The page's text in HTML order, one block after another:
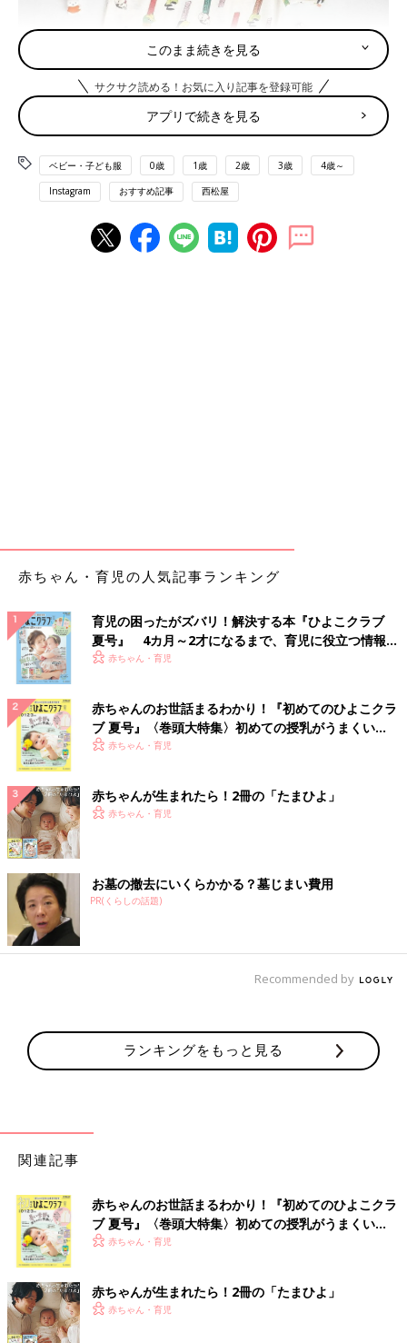
出典：Instagramアカウント「yu.m.b.k」
yu.m.b.kさんは、西松屋で人気のお菓子「PEZ」のTシャツが発
売されていると知って、お店に買いに行ったそう。PEZ好きには
たまらない「PEZケース」の総柄が人気のようです。カラフルで
出典：Instagramアカウント「anachan.33」
あなちゃんさんも、西松屋でPEZコラボのTシャツが発売されて
いると聞いてお店に探しに行ったそうです。なんとも言えないレ
トロ感が気に入って、2種類のデザインを複数サイズ買ってしま
ったほどだそう！
税込636円！可愛すぎ＆プチプラもポイント
出典：Instagramアカウント「kee043002」
このまま続きを見る
サクサク読める！お気に入り記事を登録可能
アプリで続きを見る
ベビー・子ども服 0歳 1歳 2歳 3歳 4歳～
Instagram おすすめ記事 西松屋
赤ちゃん・育児の人気記事ランキング
育児の困ったがズバリ！解決する本『ひよこクラブ
夏号』 4カ月～2才になるまで、育児に役立つ情報が
いっぱい！
赤ちゃん・育児
赤ちゃんのお世話まるわかり！『初めてのひよこクラ
ブ 夏号』〈巻頭大特集〉初めての授乳がうまくい
く！ おっぱい・ミルクの基本と夏のトラブル 解決テ
赤ちゃん・育児
赤ちゃんが生まれたら！2冊の「たまひよ」
赤ちゃん・育児
お墓の撤去にいくらかかる？墓じまい費用
PR(くらしの話題)
Recommended by
ランキングをもっと見る
関連記事
赤ちゃんのお世話まるわかり！『初めてのひよこクラ
ブ 夏号』〈巻頭大特集〉初めての授乳がうまくい
く！ おっぱい・ミルクの基本と夏のトラブル 解決テ
赤ちゃん・育児
赤ちゃんが生まれたら！2冊の「たまひよ」
赤ちゃん・育児